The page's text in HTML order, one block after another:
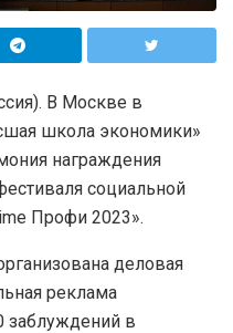
В Москве в
школа экономики»
награждения
социальной
Профи 2023».
деловая
реклама
заблуждений в